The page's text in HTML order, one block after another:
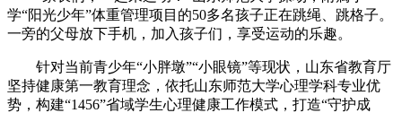
现场 前线 比划 快看 蓝海中国 新兵请入列
体育 直播 竞猜 2026年世界杯 2026年冬奥会
VIP会员 CCTV奥林匹克频道 生活体育大会 体育江湖
学“阳光少年”体重管理项目的50多名孩子正在跳绳、跳格子。
一旁的父母放下手机，加入孩子们，享受运动的乐趣。
针对当前青少年“小胖墩”“小眼镜”等现状，山东省教育厅
坚持健康第一教育理念，依托山东师范大学心理学科专业优
势，构建“1456”省域学生心理健康工作模式，打造“守护成